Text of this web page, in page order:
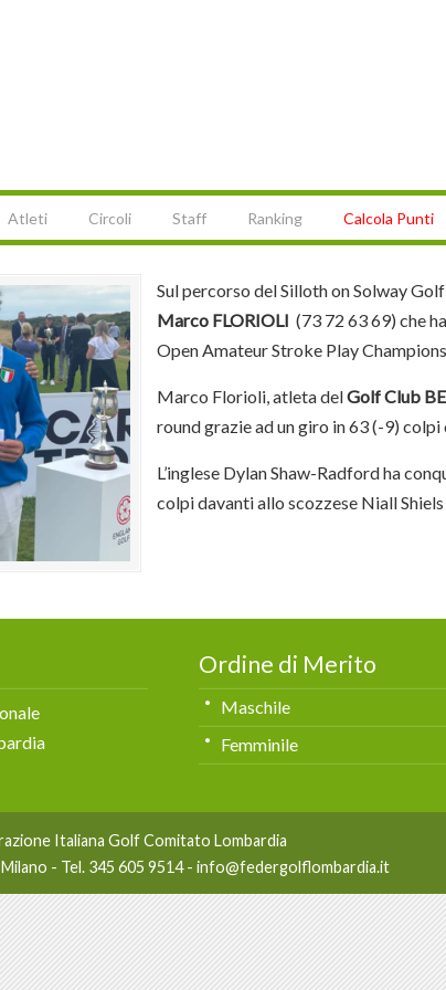
Atleti Circoli Staff Ranking Calcola Punti
Sul percorso del Silloth on Solway
Marco FLORIOLI (73 72 63 69) che
Open Amateur Stroke Play
Marco Florioli, atleta delGolf Club
round grazie ad un giro in 63 (-9)
L’inglese Dylan Shaw-Radford ha
colpi davanti allo scozzese Niall
Ordine di Merito
Maschile
Femminile
Italiana Golf Comitato Lombardia
- Tel. 345 605 9514 - info@federgolflombardia.it